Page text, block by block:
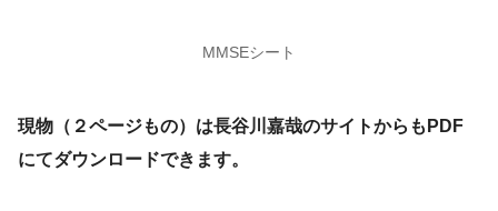
MMSEシート
現物（２ページもの）は長谷川嘉哉のサイトからもPDF
にてダウンロードできます。